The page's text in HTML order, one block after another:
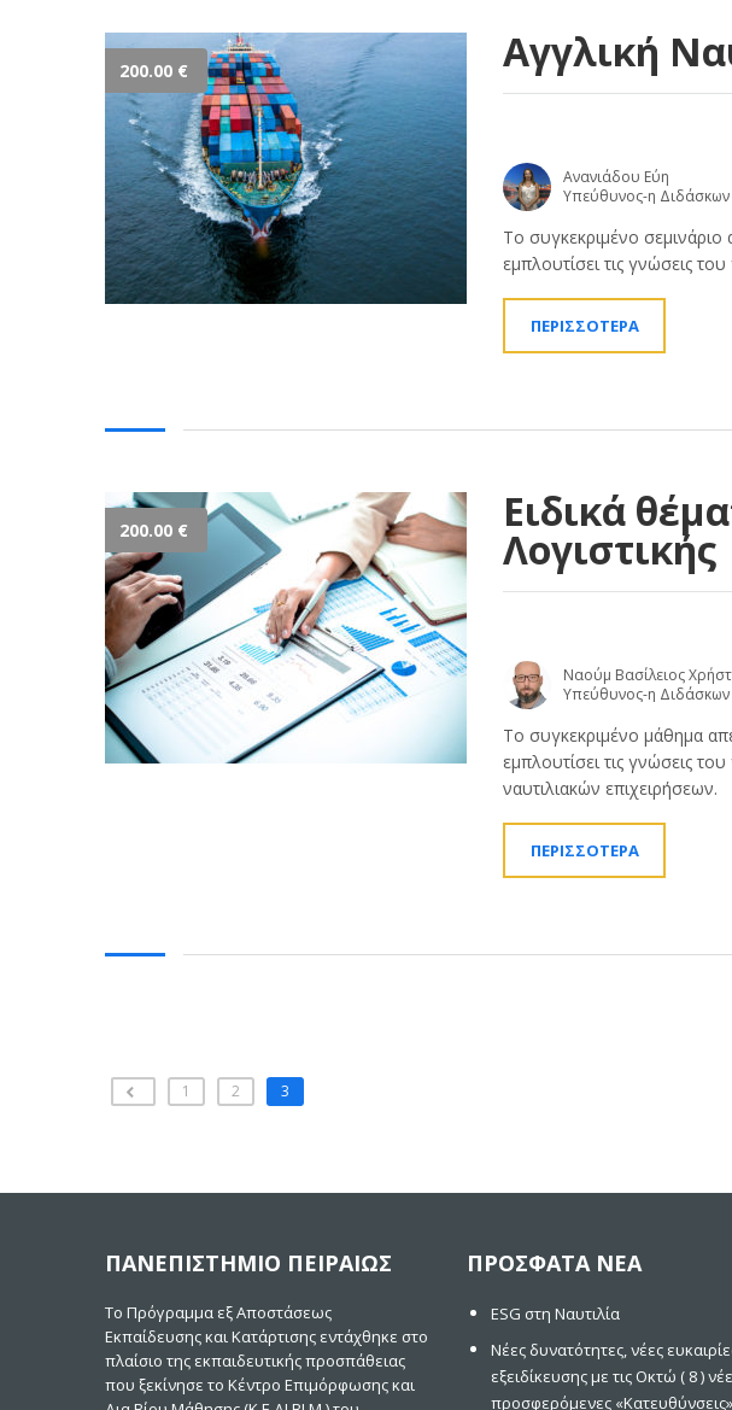
200.00 € Αγγλική
Ανανιάδου Εύη
Υπεύθυνος-η Διδάσκων
Το συγκεκριμένο
εμπλουτίσει τις γνώσεις
ΠΕΡΙΣΣΟΤΕΡΑ
200.00 € Ειδικά
Λογιστικής
Ναούμ Βασίλειος
Υπεύθυνος-η Διδάσκων
Το συγκεκριμένο μάθημα
εμπλουτίσει τις γνώσεις
ναυτιλιακών επιχειρήσεων.
ΠΕΡΙΣΣΟΤΕΡΑ
1 2 3
ΠΑΝΕΠΙΣΤΗΜΙΟ ΠΕΙΡΑΙΩΣ
Το Πρόγραμμα εξ Αποστάσεως
Εκπαίδευσης και Κατάρτισης εντάχθηκε στο
πλαίσιο της εκπαιδευτικής προσπάθειας
που ξεκίνησε το Κέντρο Επιμόρφωσης και
ΠΡΟΣΦΑΤΑ ΝΕΑ
ESG στη Ναυτιλία
Νέες δυνατότητες, νέες
εξειδίκευσης με τις Οκτώ ( 8 )
προσφερόμενες «Κατευθύνσεις»